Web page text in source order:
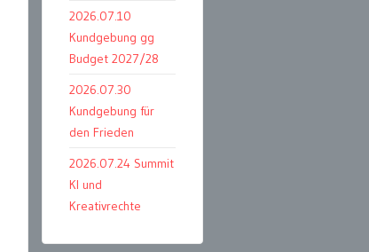
2026.07.10
Kundgebung gg
Budget 2027/28
2026.07.30
Kundgebung für
den Frieden
2026.07.24 Summit
KI und
Kreativrechte